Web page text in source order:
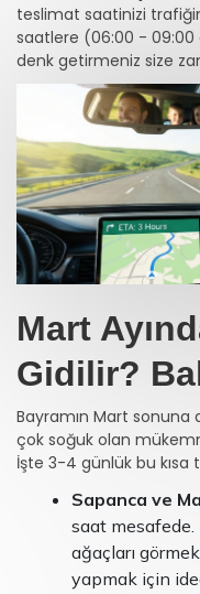
teslimat saatinizi
saatlere (06:00 - 09:00
denk getirmeniz size
Mart
Gidilir?
Bayramın Mart sonuna
çok soğuk olan
İşte 3-4 günlük bu kısa
Sapanca ve
saat mesafede.
ağaçları
yapmak için